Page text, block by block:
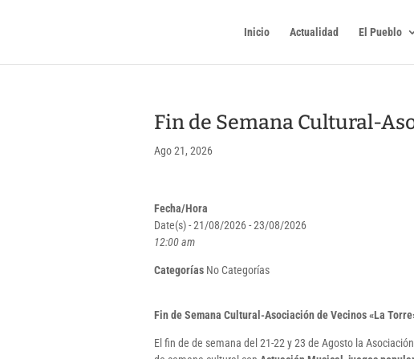
Inicio Actualidad El Pueblo
Fin de Semana Cultural-
Ago 21, 2026
Fecha/Hora
Date(s) - 21/08/2026 - 23/08/2026
12:00 am
Categorías No Categorías
Fin de Semana Cultural-Asociación de Vecinos «La
El fin de de semana del 21-22 y 23 de Agosto la